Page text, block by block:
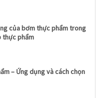
của bơm thực phẩm trong
thực phẩm
– Ứng dụng và cách chọn